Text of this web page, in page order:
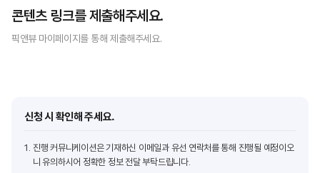
콘텐츠 링크를 제출해주세요.
픽앤뷰 마이페이지를 통해 제출해주세요.
신청 시 확인해 주세요.
1. 진행 커뮤니케이션은 기재하신 이메일과 유선 연락처를 통해 진행될 예정이오
니 유의하시어 정확한 정보 전달 부탁드립니다.